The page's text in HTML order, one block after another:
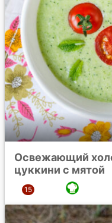
Освежающий
цуккини с мятой